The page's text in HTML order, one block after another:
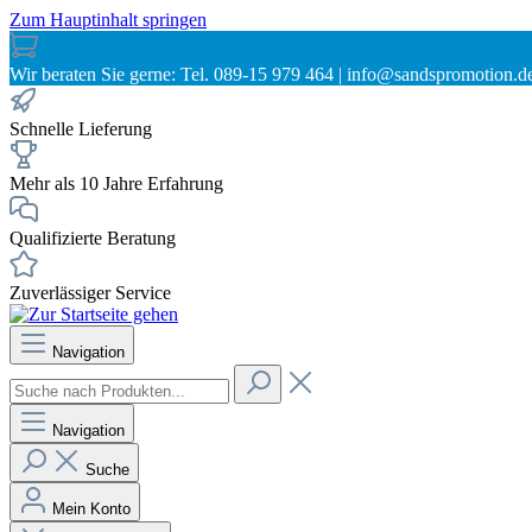
Zum Hauptinhalt springen
Wir beraten Sie gerne: Tel. 089-15 979 464 |
Schnelle Lieferung
Mehr als 10 Jahre Erfahrung
Qualifizierte Beratung
Zuverlässiger Service
Navigation
Navigation
Suche
Mein Konto